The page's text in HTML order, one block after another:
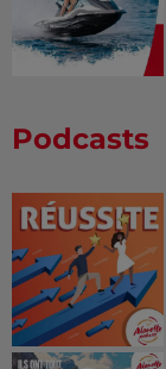
Podcasts